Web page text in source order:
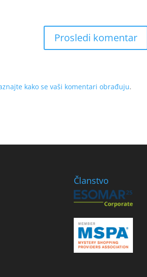
kako se vaši komentari obrađuju.
Članstvo